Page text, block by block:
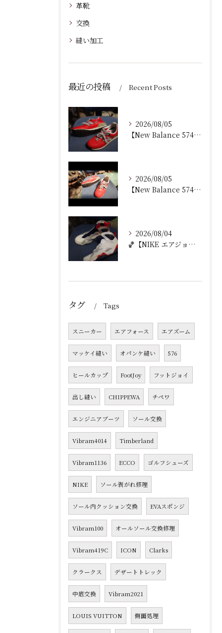
革靴
交換
縫い加工
最近の投稿 Recent Posts
2026/08/05
【New Balance 574 修理｜加水分解したウェッジ...
2026/08/05
【New Balance 574 修理｜ウェッジヒール加水分...
2026/08/04
🏀【NIKE エアジョーダン7 加水分解修理｜ミッドソール交...
タグ Tags
スニーカー エアフォース エアズーム
マッケイ縫い オパンケ縫い 576
ヒールカップ FootJoy フットジョイ
出し縫い CHIPPEWA チペワ
エンジニアブーツ ソール交換
Vibram4014 Timberland
Vibram1136 ECCO ゴルフシューズ
NIKE ソール剥がれ修理
ソール内クッション交換 EVAスポンジ
Vibram100 オールソール交換修理
Vibram419C ICON Clarks
クラークス デザートトレック
中底交換 Vibram2021
LOUIS VUITTON 側面処理